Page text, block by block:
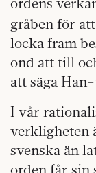
gråben för
locka fram
ond att till
att säga
I vår
verkligheten
svenska än
orden får sin